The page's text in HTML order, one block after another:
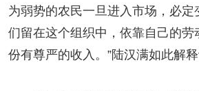
为弱势的农民一旦进入市场，必定
们留在这个组织中，依靠自己的劳
份有尊严的收入。”陆汉满如此解